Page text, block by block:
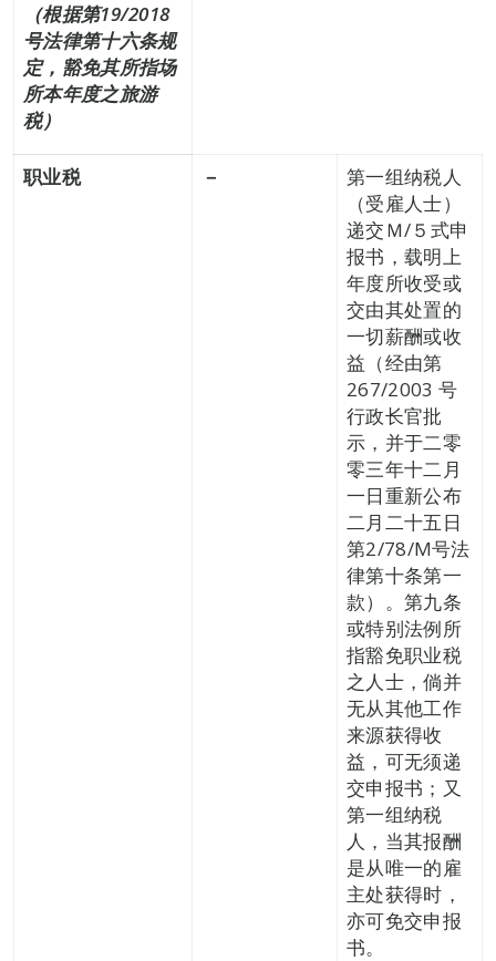
（根据第19/2018
号法律第十六条规
定，豁免其所指场
所本年度之旅游
税）
职业税 －
第一组纳税人
（受雇人士）
递交Ｍ/５式申
报书，载明上
年度所收受或
交由其处置的
一切薪酬或收
益（经由第
267/2003 号
行政长官批
示，并于二零
零三年十二月
一日重新公布
二月二十五日
第2/78/M号法
律第十条第一
款）。第九条
或特别法例所
指豁免职业税
之人士，倘并
无从其他工作
来源获得收
益，可无须递
交申报书；又
第一组纳税
人，当其报酬
是从唯一的雇
主处获得时，
亦可免交申报
书。